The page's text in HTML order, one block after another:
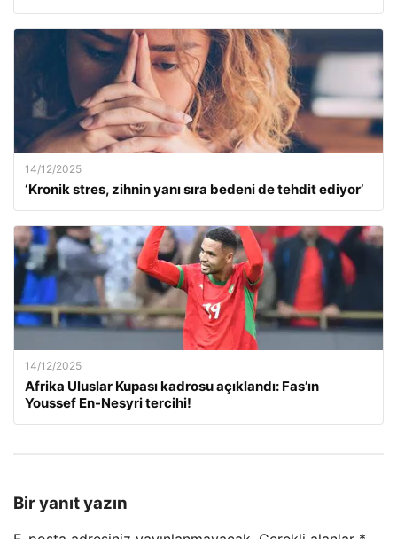
14/12/2025
‘Kronik stres, zihnin yanı sıra bedeni de tehdit ediyor’
14/12/2025
Afrika Uluslar Kupası kadrosu açıklandı: Fas’ın
Youssef En-Nesyri tercihi!
Bir yanıt yazın